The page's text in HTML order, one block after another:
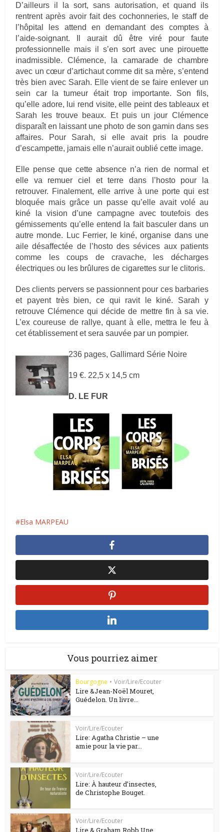
D’ailleurs il la sort, sans autorisation, et quand ils
rentrent après avoir fait des cochonneries, le staff de
l’hôpital les attend en demandant des comptes à
l’aide-soignant. Il aurait dû être viré pour faute
professionnelle mais il s’en sort avec une pirouette
inadmissible. Clémence, la camarade de chambre
avec un cœur d’artichaut comme dit sa mère, s’entend
très bien avec Sarah. Elle vient de se faire enlever un
sein car la tumeur était trop importante. Son fils,
qu’elle adore, lui rend visite, elle peint des tableaux et
Sarah les trouve beaux. Et puis un jour Clémence
disparaît en laissant une photo de son gamin dans ses
affaires. Pour Sarah, si elle avait pris la poudre
d’escampette, jamais elle n’aurait oublié cette image.
Elle pense que cette absence n’a rien de normal et
elle va remuer ciel et terre dans l’hosto pour la
retrouver. Finalement, elle arrive à une porte qui est
bloquée mais grâce un passe qu’elle avait volé au
kiné la vision d’une campagne avec toutefois des
gémissements qu’elle entend la fait basculer dans un
autre monde. Luc Ferrier, le kiné, organise dans une
aile désaffectée de l’hosto des sévices aux patients
comme les coups de cravache, les décharges
électriques ou les brûlures de cigarettes sur le clitoris.
Des clients pervers se passionnent pour ces barbaries
et payent très bien, ce qui ravit le kiné. Sarah y
retrouve Clémence qui décide de mettre fin à sa vie.
L’ex coureuse de rallye, quant à elle, mettra le feu à
cet établissement et sera sauvée par un pompier.
236 pages, Gallimard Série Noire
19 €. 22,5 x 14,5 cm
D. LE FUR
Elsa MARPEAU
Vous pourriez aimer
Bourgogne • Voir/Lire/Ecouter
Lire &Jean-Noël Mouret,
Guédelon. Un livre...
Voir/Lire/Ecouter
Lire: Agatha Christie – une
amie pour la vie par...
Voir/Lire/Ecouter
Lire: À hauteur d’insectes,
de Christophe Bouget.
Voir/Lire/Ecouter
Lire & Graham Robb Une